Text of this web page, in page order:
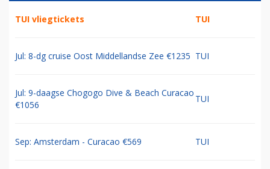
TUI vliegtickets TUI
Jul: 8-dg cruise Oost Middellandse Zee €1235 TUI
Jul: 9-daagse Chogogo Dive & Beach Curacao
€1056
TUI
Sep: Amsterdam - Curacao €569 TUI